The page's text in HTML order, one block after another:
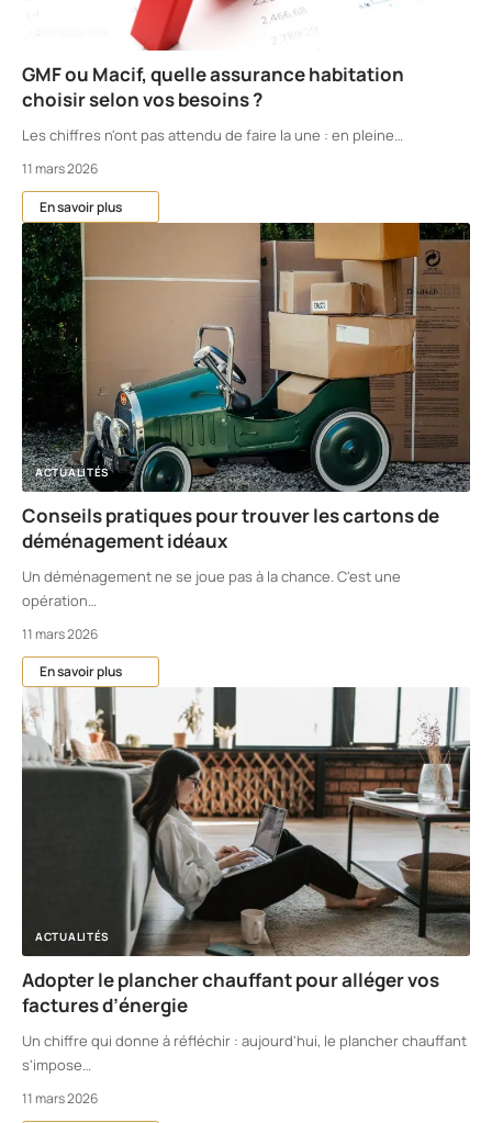
ACTUALITÉS
GMF ou Macif, quelle assurance habitation
choisir selon vos besoins ?
Les chiffres n'ont pas attendu de faire la une : en pleine…
11 mars 2026
En savoir plus
ACTUALITÉS
Conseils pratiques pour trouver les cartons de
déménagement idéaux
Un déménagement ne se joue pas à la chance. C'est une
opération…
11 mars 2026
En savoir plus
ACTUALITÉS
Adopter le plancher chauffant pour alléger vos
factures d’énergie
Un chiffre qui donne à réfléchir : aujourd'hui, le plancher chauffant
s'impose…
11 mars 2026